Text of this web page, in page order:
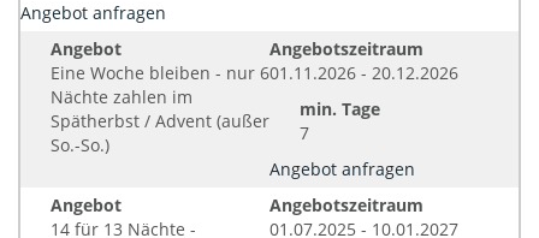
Angebot anfragen
Angebot
Eine Woche bleiben - nur 6
Nächte zahlen im
Spätherbst / Advent (außer
So.-So.)
Angebotszeitraum
01.11.2026 - 20.12.2026
min. Tage
7
Angebot anfragen
Angebot
14 für 13 Nächte -
Angebotszeitraum
01.07.2025 - 10.01.2027